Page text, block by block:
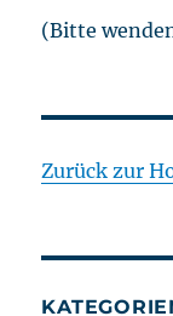
(Bitte
Zurück zur